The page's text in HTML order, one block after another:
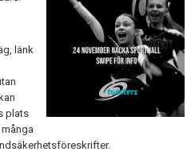
länk
plats
många